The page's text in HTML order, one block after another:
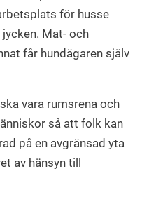
för husse
Mat- och
får hundägaren själv
vara rumsrena och
så att folk kan
på en avgränsad yta
av hänsyn till